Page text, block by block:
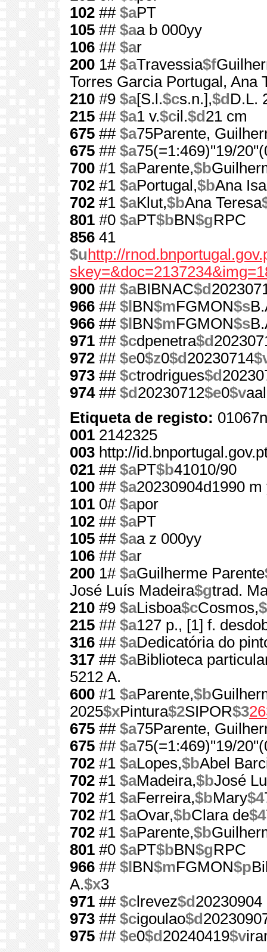
102 ## $aPT
105 ## $aa b 000yy
106 ## $ar
200 1# $aTravessia$f
Torres Garcia Portugal, Ana
210 #9 $a[S.l.$cs.n.],$d D.L.
215 ## $a1 v.$cil.$d 21 cm
675 ## $a75Parente,
675 ## $a75(=1:469)"19/
700 #1 $aParente,$b
702 #1 $aPortugal,$bAna
702 #1 $aKlut,$bAna Teresa
801 #0 $aPT$bBN$gRPC
856 41
$u http://
900 ## $aBIBNAC$d
966 ## $l BN$mFGMON$s
966 ## $l BN$mFGMON$s
971 ## $cdpenetra$d
972 ## $e0$z0$d 20230714
973 ## $ctrodrigues$d
974## $d 20230712$e0$v
Etiqueta de registo:
001 2142325
003 http://
021 ## $aPT$b41010/90
100 ## $a20230904d1990
101 0# $apor
102 ## $aPT
105 ## $aa z 000yy
106 ## $ar
200 1# $aGuilherme Parente
José Luís Madeira$gtrad.
210 #9 $aLisboa$cCosmos,
215 ## $a127 p., [1] f.
316 ## $aDedicatória do
317 ## $aBiblioteca
5212 A.
600 #1 $aParente,$b
2025$xPintura$2SIPOR$3
675 ## $a75Parente,
675 ## $a75(=1:469)"19/
702 #1 $aLopes,$bAbel
702 #1 $aMadeira,$bJosé
702 #1 $aFerreira,$bMary$4
702 #1 $aOvar,$bClara de$4
702 #1 $aParente,$b
801 #0 $aPT$bBN$gRPC
966 ## $l BN$mFGMON$p
A.$x3
971 ## $c lrevez$d 20230904
973 ## $cigoulao$d
975 ## $e0$d 20240419$v